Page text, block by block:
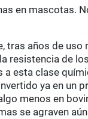
en mascotas.
tras años de uso
resistencia de
esta clase
ya en un
menos en
se agraven